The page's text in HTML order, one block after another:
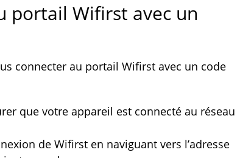
portail Wifirst avec un
connecter au portail Wifirst avec un code
que votre appareil est connecté au réseau
de Wifirst en naviguant vers l’adresse